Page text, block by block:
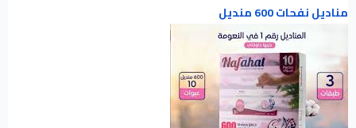
مناديل نفحات 600 منديل